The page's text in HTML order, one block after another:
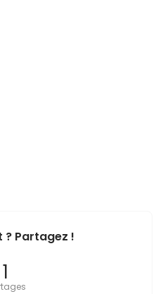
? Partagez !
1